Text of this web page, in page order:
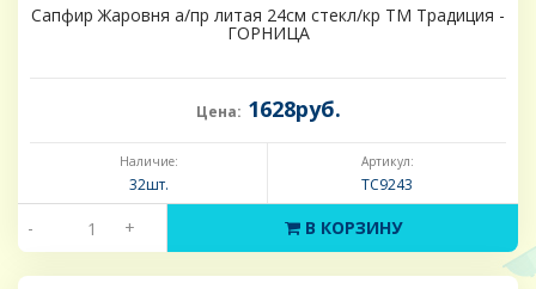
Сапфир Жаровня а/пр литая 24см стекл/кр ТМ Традиция -
ГОРНИЦА
Цена: 1628руб.
Наличие:
32шт.
Артикул:
ТС9243
- + В КОРЗИНУ